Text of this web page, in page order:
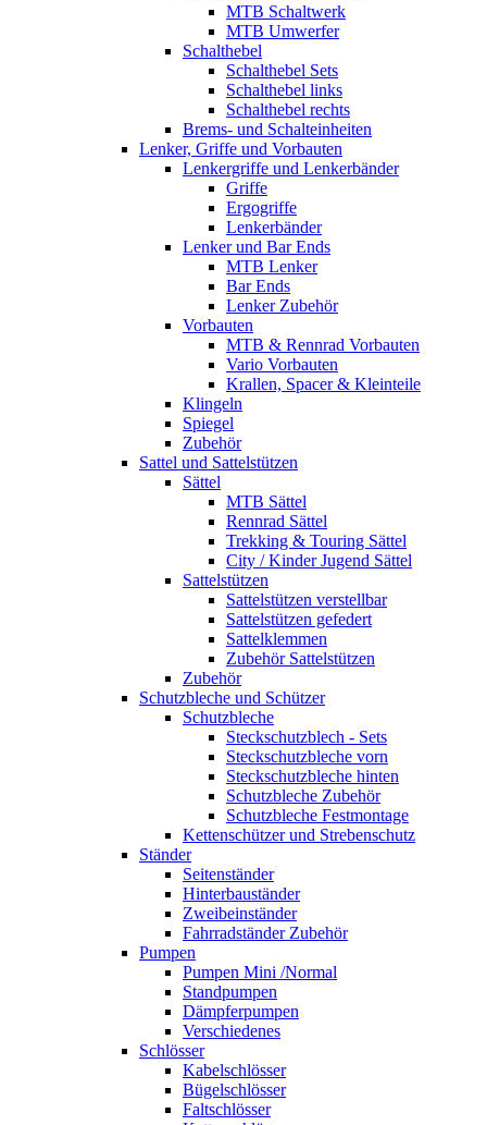
MTB Schaltwerk
MTB Umwerfer
Schalthebel
Schalthebel Sets
Schalthebel links
Schalthebel rechts
Brems- und Schalteinheiten
Lenker, Griffe und Vorbauten
Lenkergriffe und Lenkerbänder
Griffe
Ergogriffe
Lenkerbänder
Lenker und Bar Ends
MTB Lenker
Bar Ends
Lenker Zubehör
Vorbauten
MTB & Rennrad Vorbauten
Vario Vorbauten
Krallen, Spacer & Kleinteile
Klingeln
Spiegel
Zubehör
Sattel und Sattelstützen
Sättel
MTB Sättel
Rennrad Sättel
Trekking & Touring Sättel
City / Kinder Jugend Sättel
Sattelstützen
Sattelstützen verstellbar
Sattelstützen gefedert
Sattelklemmen
Zubehör Sattelstützen
Zubehör
Schutzbleche und Schützer
Schutzbleche
Steckschutzblech - Sets
Steckschutzbleche vorn
Steckschutzbleche hinten
Schutzbleche Zubehör
Schutzbleche Festmontage
Kettenschützer und Strebenschutz
Ständer
Seitenständer
Hinterbauständer
Zweibeinständer
Fahrradständer Zubehör
Pumpen
Pumpen Mini /Normal
Standpumpen
Dämpferpumpen
Verschiedenes
Schlösser
Kabelschlösser
Bügelschlösser
Faltschlösser